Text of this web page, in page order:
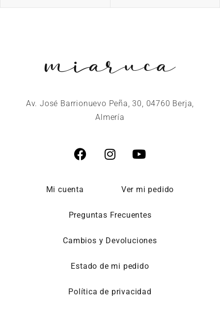
Av. José Barrionuevo Peña, 30, 04760 Berja,
Almería
Mi cuenta Ver mi pedido
Preguntas Frecuentes
Cambios y Devoluciones
Estado de mi pedido
Política de privacidad